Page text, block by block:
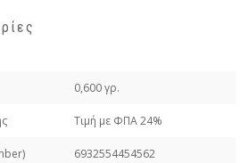
0,600 γρ.
Τιμή με ΦΠΑ 24%
6932554454562